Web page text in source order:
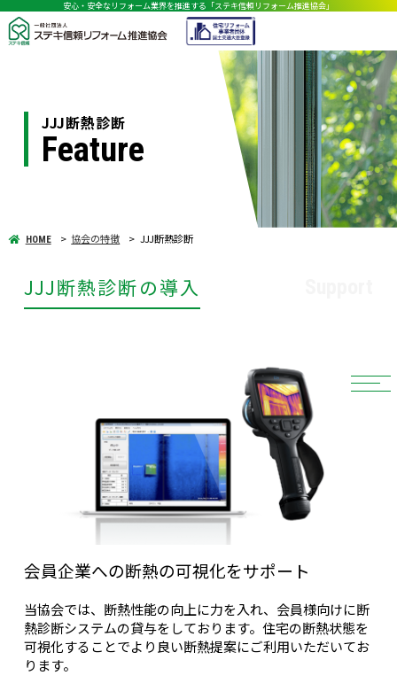
安心・安全なリフォーム業界を推進する「ステキ信頼リフォーム推進協会」
JJJ断熱診断
Feature
HOME 協会の特徴 JJJ断熱診断
JJJ断熱診断の導入
会員企業への断熱の可視化をサポート
当協会では、断熱性能の向上に力を入れ、会員様向けに断
熱診断システムの貸与をしております。住宅の断熱状態を
可視化することでより良い断熱提案にご利用いただいてお
ります。